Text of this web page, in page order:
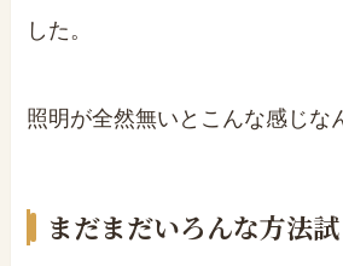
した。
照明が全然無いとこんな感じな
まだまだいろんな方法